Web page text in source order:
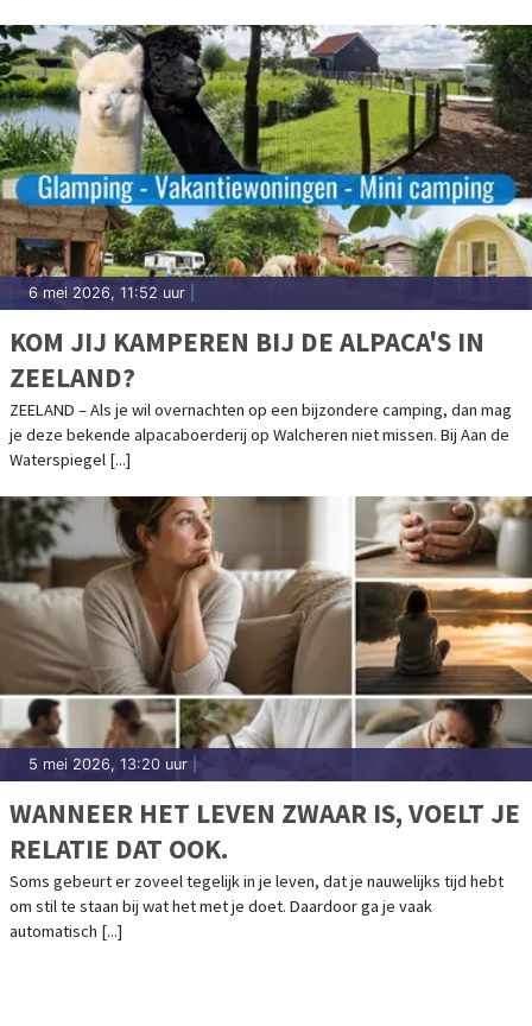
6 mei 2026, 11:52 uur
KOM JIJ KAMPEREN BIJ DE ALPACA'S IN
ZEELAND?
ZEELAND – Als je wil overnachten op een bijzondere camping, dan mag
je deze bekende alpacaboerderij op Walcheren niet missen. Bij Aan de
Waterspiegel [...]
5 mei 2026, 13:20 uur
WANNEER HET LEVEN ZWAAR IS, VOELT JE
RELATIE DAT OOK.
Soms gebeurt er zoveel tegelijk in je leven, dat je nauwelijks tijd hebt
om stil te staan bij wat het met je doet. Daardoor ga je vaak
automatisch [...]